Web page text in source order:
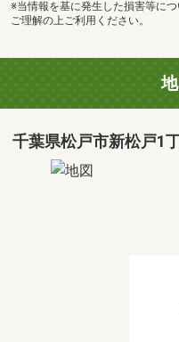
※当情報を基に発生した損害等に
ご理解の上ご利用ください。
千葉県松戸市新松戸1